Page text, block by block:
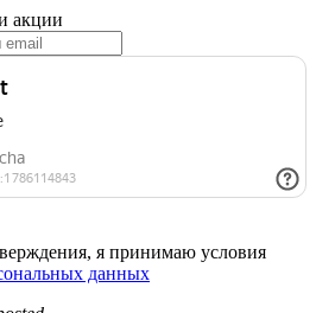
акции
я принимаю условия
данных